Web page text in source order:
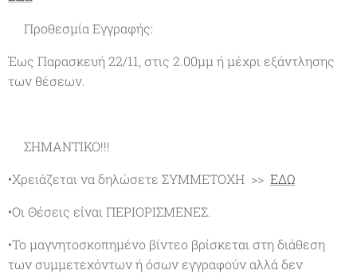
✔Προθεσμία Εγγραφής:
Έως Παρασκευή 22/11, στις 2.00μμ ή μέχρι εξάντλησης
των θέσεων.
❗ΣΗΜΑΝΤΙΚΟ!!!
•Χρειάζεται να δηλώσετε ΣΥΜΜΕΤΟΧΗ >> ΕΔΩ
•Οι Θέσεις είναι ΠΕΡΙΟΡΙΣΜΕΝΕΣ.
•Το μαγνητοσκοπημένο βίντεο βρίσκεται στη διάθεση
των συμμετεχόντων ή όσων εγγραφούν αλλά δεν